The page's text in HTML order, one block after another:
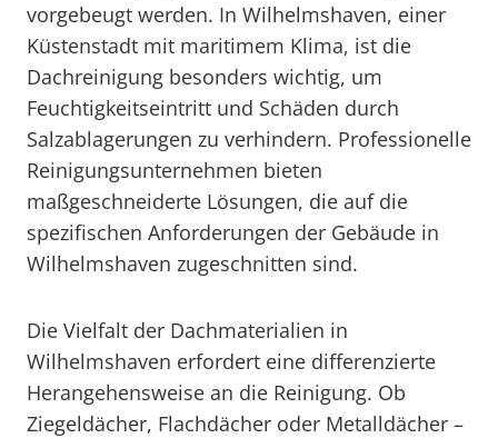
vorgebeugt werden. In Wilhelmshaven, einer
Küstenstadt mit maritimem Klima, ist die
Dachreinigung besonders wichtig, um
Feuchtigkeitseintritt und Schäden durch
Salzablagerungen zu verhindern. Professionelle
Reinigungsunternehmen bieten
maßgeschneiderte Lösungen, die auf die
spezifischen Anforderungen der Gebäude in
Wilhelmshaven zugeschnitten sind.
Die Vielfalt der Dachmaterialien in
Wilhelmshaven erfordert eine differenzierte
Herangehensweise an die Reinigung. Ob
Ziegeldächer, Flachdächer oder Metalldächer –